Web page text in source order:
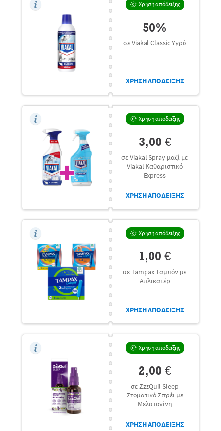
Χρήση απόδειξης
50%
σε Viakal Classic Υγρό
ΧΡΗΣΗ ΑΠΟΔΕΙΞΗΣ
Χρήση απόδειξης
3,00 €
σε Viakal Spray μαζί με
Viakal Καθαριστικό
Express
ΧΡΗΣΗ ΑΠΟΔΕΙΞΗΣ
Χρήση απόδειξης
1,00 €
σε Tampax Ταμπόν με
Απλικατέρ
ΧΡΗΣΗ ΑΠΟΔΕΙΞΗΣ
Χρήση απόδειξης
2,00 €
σε ZzzQuil Sleep
Στοματικό Σπρέι με
Μελατονίνη
ΧΡΗΣΗ ΑΠΟΔΕΙΞΗΣ